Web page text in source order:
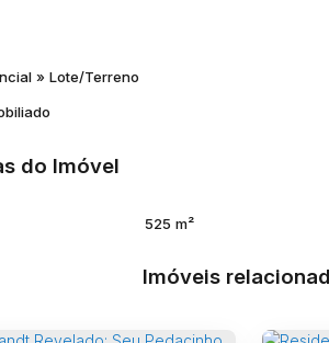
» Lote/Terreno
do Imóvel
525 m²
Imóveis